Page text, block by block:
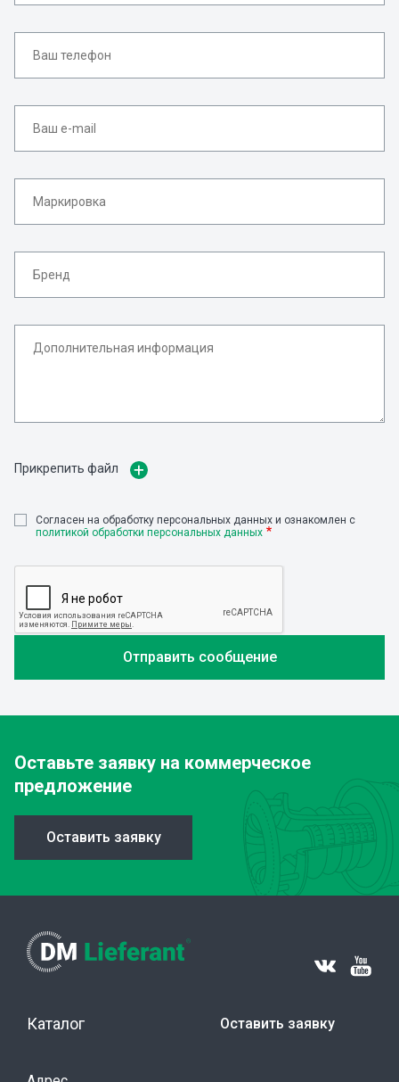
Прикрепить файл
Cогласен на обработку персональных данных и ознакомлен с
политикой обработки персональных данных
Оставьте заявку на коммерческое
предложение
Оставить заявку
Каталог Оставить заявку